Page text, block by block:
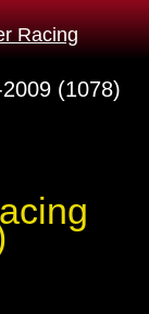
(1078)